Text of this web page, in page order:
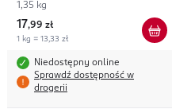
1,35 kg
17,99 zł
1 kg = 13,33 zł
Niedostępny online
Sprawdź dostępność w
drogerii